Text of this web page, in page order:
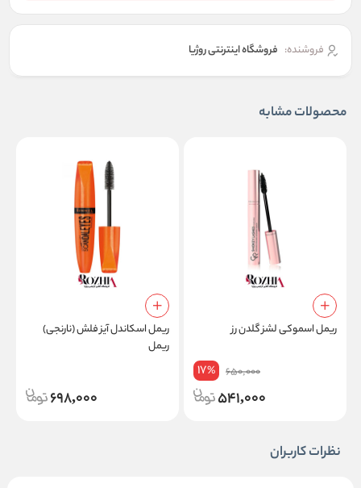
فروشنده: فروشگاه اینترنتی روژیا
محصولات مشابه
ریمل اسموکی لشز گلدن رز
650,000
17%
541,000
ریمل اسکاندل آیز فلش (نارنجی)
ریمل
698,000
نظرات کاربران